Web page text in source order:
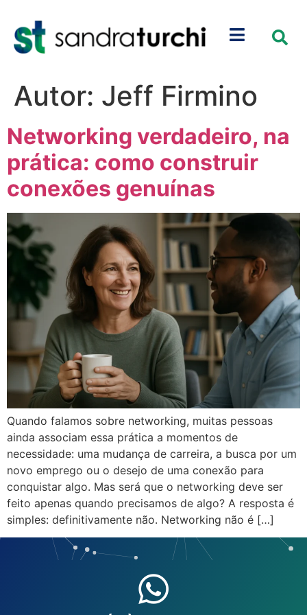
Autor: Jeff Firmino
Networking verdadeiro, na
prática: como construir
conexões genuínas
Quando falamos sobre networking, muitas pessoas
ainda associam essa prática a momentos de
necessidade: uma mudança de carreira, a busca por um
novo emprego ou o desejo de uma conexão para
conquistar algo. Mas será que o networking deve ser
feito apenas quando precisamos de algo? A resposta é
simples: definitivamente não. Networking não é […]